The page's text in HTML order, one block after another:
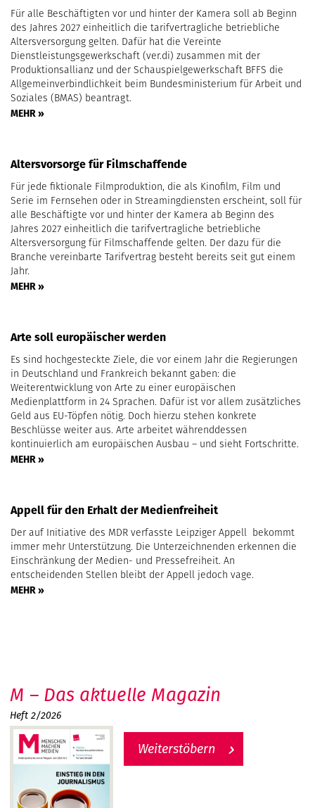
Für alle Beschäftigten vor und hinter der Kamera soll ab Beginn
des Jahres 2027 einheitlich die tarifvertragliche betriebliche
Altersversorgung gelten. Dafür hat die Vereinte
Dienstleistungsgewerkschaft (ver.di) zusammen mit der
Produktionsallianz und der Schauspielgewerkschaft BFFS die
Allgemeinverbindlichkeit beim Bundesministerium für Arbeit und
Soziales (BMAS) beantragt.
MEHR »
Altersvorsorge für Filmschaffende
Für jede fiktionale Filmproduktion, die als Kinofilm, Film und
Serie im Fernsehen oder in Streamingdiensten erscheint, soll für
alle Beschäftigte vor und hinter der Kamera ab Beginn des
Jahres 2027 einheitlich die tarifvertragliche betriebliche
Altersversorgung für Filmschaffende gelten. Der dazu für die
Branche vereinbarte Tarifvertrag besteht bereits seit gut einem
Jahr.
MEHR »
Arte soll europäischer werden
Es sind hochgesteckte Ziele, die vor einem Jahr die Regierungen
in Deutschland und Frankreich bekannt gaben: die
Weiterentwicklung von Arte zu einer europäischen
Medienplattform in 24 Sprachen. Dafür ist vor allem zusätzliches
Geld aus EU-Töpfen nötig. Doch hierzu stehen konkrete
Beschlüsse weiter aus. Arte arbeitet währenddessen
kontinuierlich am europäischen Ausbau – und sieht Fortschritte.
MEHR »
Appell für den Erhalt der Medienfreiheit
Der auf Initiative des MDR verfasste Leipziger Appell bekommt
immer mehr Unterstützung. Die Unterzeichnenden erkennen die
Einschränkung der Medien- und Pressefreiheit. An
entscheidenden Stellen bleibt der Appell jedoch vage.
MEHR »
M – Das aktuelle Magazin
Heft 2/2026
Weiterstöbern